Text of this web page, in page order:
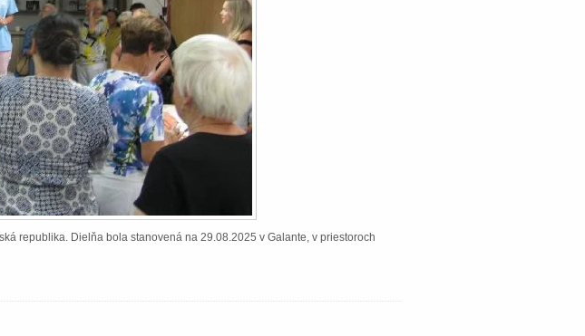
republika. Dielňa bola stanovená na 29.08.2025 v Galante, v priestoroch